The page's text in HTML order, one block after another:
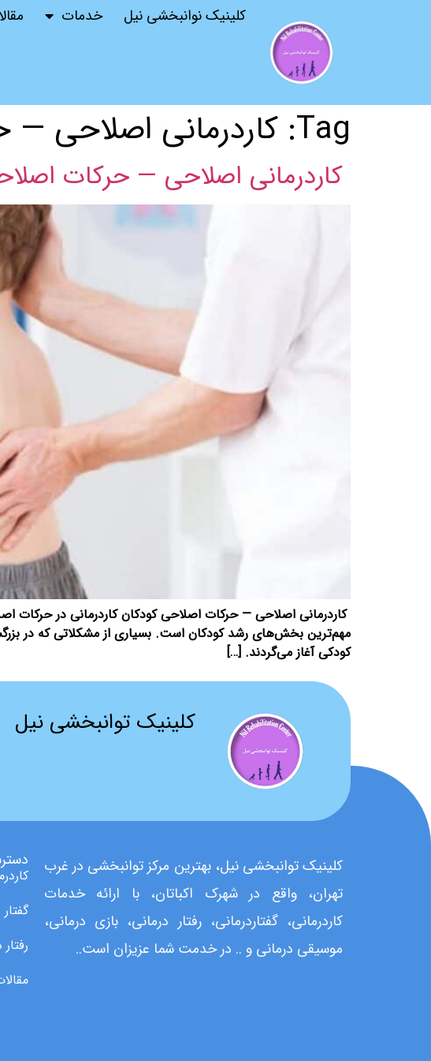
کلینیک نوانبخشی نیل خدمات
Tag: کاردرمانی اصلاحی
کاردرمانی اصلاحی — حرکات
کاردرمانی اصلاحی — حرکات اصلاحی کودکان کاردرمانی در حرکات
مهم‌ترین بخش‌های رشد کودکان است. بسیاری از مشکلاتی که در
کودکی آغاز می‌گردند. […]
کلینیک توانبخشی نیل
کلینیک توانبخشی نیل، بهترین مرکز توانبخشی در غرب
تهران، واقع در شهرک اکباتان، با ارائه خدمات
کاردرمانی، گفتاردرمانی، رفتار درمانی، بازی درمانی،
موسیقی درمانی و .. در خدمت شما عزیزان است..